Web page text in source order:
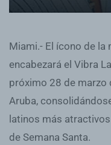
Miami.- El ícono de la
encabezará el Vibra
próximo 28 de marzo
Aruba,
latinos más
de Semana Santa.